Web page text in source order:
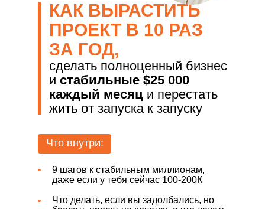
сделать полноценный бизнес
и стабильные $25 000
каждый месяц и перестать
жить от запуска к запуску
КАК ВЫРАСТИТЬ
ПРОЕКТ В 10 РАЗ
ЗА ГОД,
Что внутри:
9 шагов к стабильным миллионам,
даже если у тебя сейчас 100-200К
Что делать, если вы задолбались, но